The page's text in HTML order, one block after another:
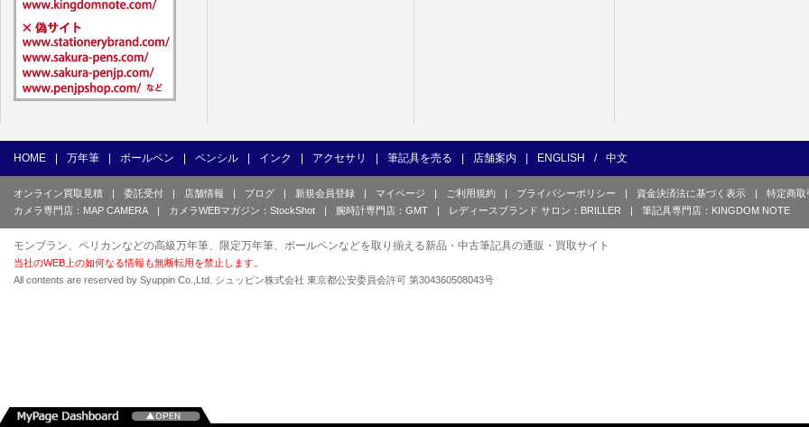
HOME 万年筆 ボールペン ペンシル インク アクセサリ 筆記具を売る 店舗案内 ENGLISH / 中文
オンライン買取見積 | 委託受付 | 店舗情報 | ブログ | 新規会員登録 | マイページ | ご利用規約 | プライバシーポリシー | 資金決済法に基づく表示 |
特定商取
カメラ専門店：MAP CAMERA
| カメラWEBマガジン：StockShot | 腕時計専門店：GMT | レディースブランド サロン：BRILLER | 筆記具専門店：KINGDOM NOTE
モンブラン、ペリカンなどの高級万年筆、限定万年筆、ボールペンなどを取り揃える新品・中古筆記具の通販・買取サイト
当社のWEB上の如何なる情報も無断転用を禁止します。
All contents are reserved by Syuppin Co.,Ltd. シュッピン株式会社 東京都公安委員会許可 第304360508043号